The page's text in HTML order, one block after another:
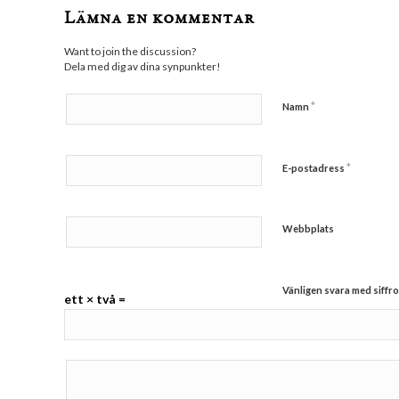
Lämna en kommentar
Want to join the discussion?
Dela med dig av dina synpunkter!
Namn *
E-postadress *
Webbplats
Vänligen svara med
ett × två =